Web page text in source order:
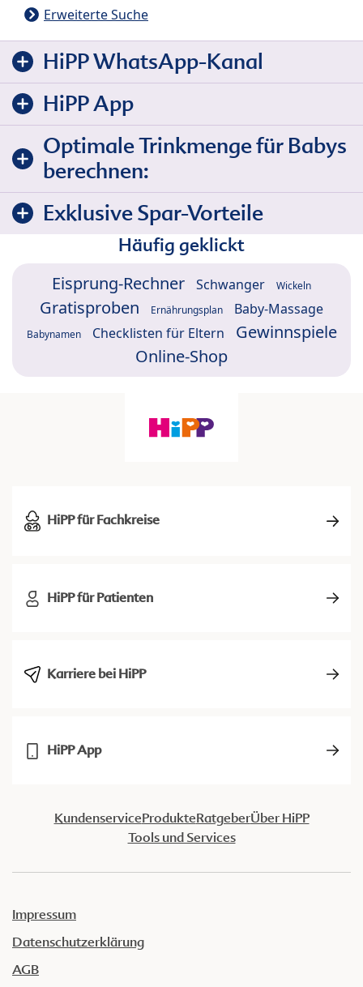
Erweiterte Suche
HiPP WhatsApp-Kanal
HiPP App
Optimale Trinkmenge für Babys
berechnen:
Exklusive Spar-Vorteile
Häufig geklickt
Eisprung-Rechner Schwanger Wickeln
Gratisproben Ernährungsplan Baby-Massage
Babynamen Checklisten für Eltern
Gewinnspiele
Online-Shop
HiPP für Fachkreise
HiPP für Patienten
Karriere bei HiPP
HiPP App
KundenserviceProdukteRatgeberÜber HiPP
Tools und Services
Impressum
Datenschutzerklärung
AGB